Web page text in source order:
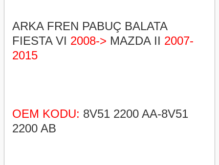
ARKA FREN PABUÇ BALATA
FIESTA VI 2008-> MAZDA II 2007-
2015
OEM KODU: 8V51 2200 AA-8V51
2200 AB